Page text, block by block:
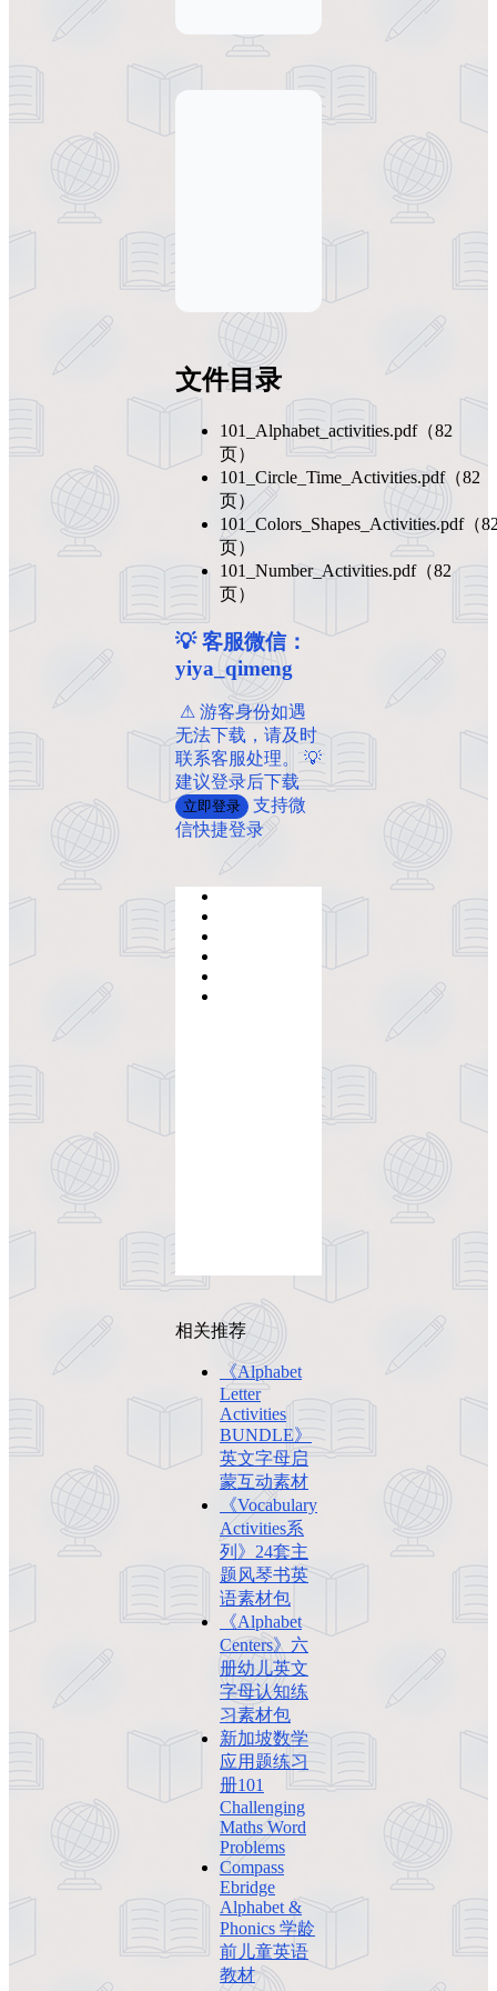
文件目录
101_Alphabet_activities.pdf（82
页）
101_Circle_Time_Activities.pdf（82
页）
101_Colors_Shapes_Activities.pdf（
页）
101_Number_Activities.pdf（82
页）
💡 客服微信：
yiya_qimeng
️ ️⚠ 游客身份如遇
无法下载，请及时
联系客服处理。 💡
建议登录后下载
立即登录
支持微
信快捷登录
相关推荐
《Alphabet
Letter
Activities
BUNDLE》
英文字母启
蒙互动素材
《Vocabulary
Activities系
列》24套主
题风琴书英
语素材包
《Alphabet
Centers》六
册幼儿英文
字母认知练
习素材包
新加坡数学
应用题练习
册101
Challenging
Maths Word
Problems
Compass
Ebridge
Alphabet &
Phonics 学龄
前儿童英语
教材